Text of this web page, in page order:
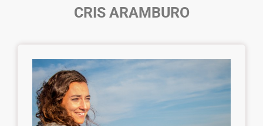
CRIS ARAMBURO